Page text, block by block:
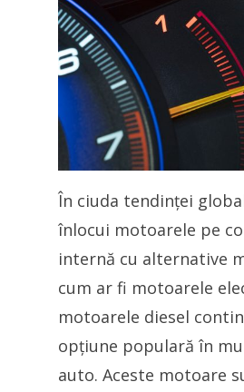
În ciuda tendinței
înlocui motoarele pe
internă cu alternative
cum ar fi motoarele
motoarele diesel
opțiune populară în
auto. Aceste motoare